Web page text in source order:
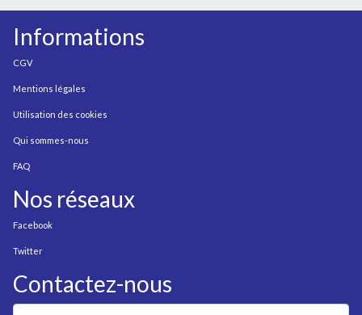
Informations
CGV
Mentions légales
Utilisation des cookies
Qui sommes-nous
FAQ
Nos réseaux
Facebook
Twitter
Contactez-nous